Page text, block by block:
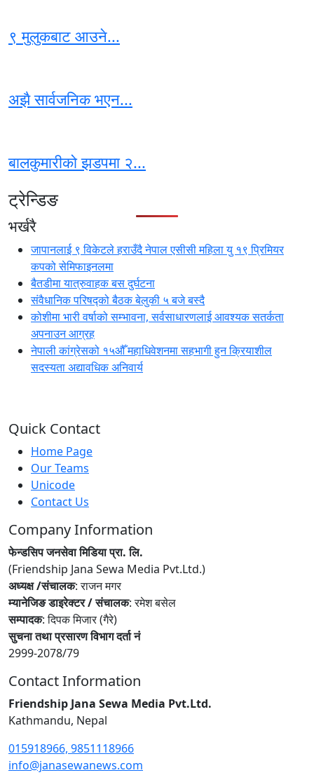
९ मुलुकबाट आउने...
अझै सार्वजनिक भएन...
बालकुमारीको झडपमा २...
ट्रेन्डिङ
भर्खरै
जापानलाई ९ विकेटले हराउँदै नेपाल एसीसी महिला यु १९ प्रिमियर
कपको सेमिफाइनलमा
बैतडीमा यात्रुवाहक बस दुर्घटना
संवैधानिक परिषद्को बैठक बेलुकी ५ बजे बस्दै
कोशीमा भारी वर्षाको सम्भावना, सर्वसाधारणलाई आवश्यक सतर्कता
अपनाउन आग्रह
नेपाली कांग्रेसको १५औँ महाधिवेशनमा सहभागी हुन क्रियाशील
सदस्यता अद्यावधिक अनिवार्य
Quick Contact
Home Page
Our Teams
Unicode
Contact Us
Company Information
फेन्डसिप जनसेवा मिडिया प्रा. लि.
(Friendship Jana Sewa Media Pvt.Ltd.)
अध्यक्ष /संचालक: राजन मगर
म्यानेजिङ डाइरेक्टर / संचालक: रमेश बसेल
सम्पादक: दिपक मिजार (गैरे)
सुचना तथा प्रसारण विभाग दर्ता नं
2999-2078/79
Contact Information
Friendship Jana Sewa Media Pvt.Ltd.
Kathmandu, Nepal
015918966, 9851118966
info@janasewanews.com